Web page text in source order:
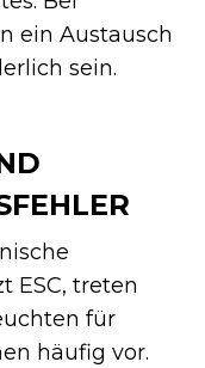
ein Austausch
sein.
ESC, treten
für
häufig vor.